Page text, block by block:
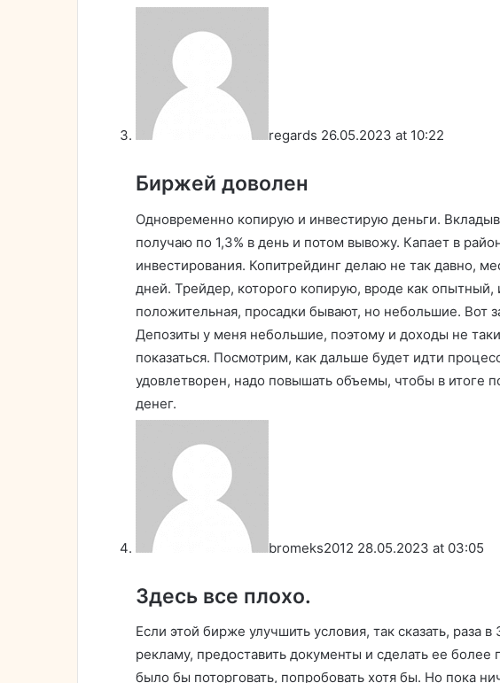
regards 26.05.2023 at 10:22
Биржей доволен
Одновременно копирую и инвестирую деньги.
получаю по 1,3% в день и потом вывожу. Капает в
инвестирования. Копитрейдинг делаю не так давно,
дней. Трейдер, которого копирую, вроде как опытный,
положительная, просадки бывают, но небольшие. Вот
Депозиты у меня небольшие, поэтому и доходы не
показаться. Посмотрим, как дальше будет идти
удовлетворен, надо повышать объемы, чтобы в итоге
денег.
bromeks2012 28.05.2023 at 03:05
Здесь все плохо.
Если этой бирже улучшить условия, так сказать, раза
рекламу, предоставить документы и сделать ее
было бы поторговать, попробовать хотя бы. Но пока